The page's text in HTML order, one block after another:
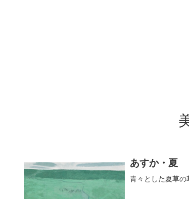
あすか・夏
青々とした夏草の